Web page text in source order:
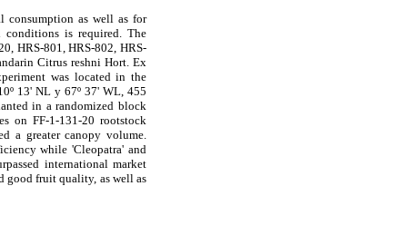
consumption as well as for
conditions is required. The
HRS-801, HRS-802, HRS-
Citrus reshni Hort. Ex
was located in the
13' NL y 67º 37' WL, 455
in a randomized block
on FF-1-131-20 rootstock
a greater canopy volume.
while 'Cleopatra' and
international market
good fruit quality, as well as